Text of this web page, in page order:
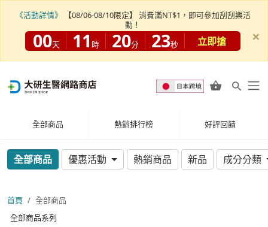
全部商品 熱銷排行榜 好評回饋
全部商品 優惠活動 熱銷商品 新品 成分分類
首頁
全部商品
全部商品系列
《活動詳情》
【08/06-08/10限定】 消費滿NT$1，即可參加刮刮樂活
動！
00天 11 時 20分 22秒 立即搶 ×